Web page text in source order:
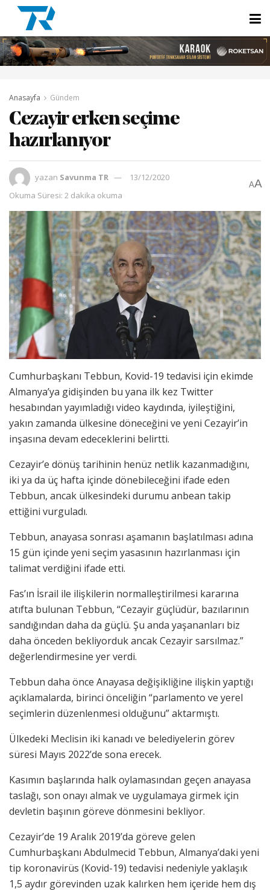
Anasayfa Gündem
Cezayir erken seçime
hazırlanıyor
yazan Savunma TR
13/12/2020
Okuma Süresi: 2 dakika okuma
AA
Cumhurbaşkanı Tebbun, Kovid-19 tedavisi için ekimde
Almanya’ya gidişinden bu yana ilk kez Twitter
hesabından yayımladığı video kaydında, iyileştiğini,
yakın zamanda ülkesine döneceğini ve yeni Cezayir’in
inşasına devam edeceklerini belirtti.
Cezayir’e dönüş tarihinin henüz netlik kazanmadığını,
iki ya da üç hafta içinde dönebileceğini ifade eden
Tebbun, ancak ülkesindeki durumu anbean takip
ettiğini vurguladı.
Tebbun, anayasa sonrası aşamanın başlatılması adına
15 gün içinde yeni seçim yasasının hazırlanması için
talimat verdiğini ifade etti.
Fas’ın İsrail ile ilişkilerin normalleştirilmesi kararına
atıfta bulunan Tebbun, “Cezayir güçlüdür, bazılarının
sandığından daha da güçlü. Şu anda yaşananları biz
daha önceden bekliyorduk ancak Cezayir sarsılmaz.”
değerlendirmesine yer verdi.
Tebbun daha önce Anayasa değişikliğine ilişkin yaptığı
açıklamalarda, birinci önceliğin “parlamento ve yerel
seçimlerin düzenlenmesi olduğunu” aktarmıştı.
Ülkedeki Meclisin iki kanadı ve belediyelerin görev
süresi Mayıs 2022’de sona erecek.
Kasımın başlarında halk oylamasından geçen anayasa
taslağı, son onayı almak ve uygulamaya girmek için
devletin başının göreve dönmesini bekliyor.
Cezayir’de 19 Aralık 2019’da göreve gelen
Cumhurbaşkanı Abdulmecid Tebbun, Almanya’daki yeni
tip koronavirüs (Kovid-19) tedavisi nedeniyle yaklaşık
1,5 aydır görevinden uzak kalırken hem içeride hem dış